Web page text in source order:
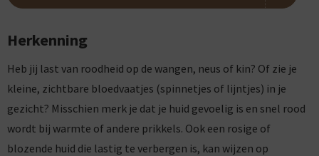
Herkenning
Heb jij last van roodheid op de wangen, neus of kin? Of zie je
kleine, zichtbare bloedvaatjes (spinnetjes of lijntjes) in je
gezicht? Misschien merk je dat je huid gevoelig is en snel rood
wordt bij warmte of andere prikkels. Ook een rosige of
blozende huid die lastig te verbergen is, kan wijzen op